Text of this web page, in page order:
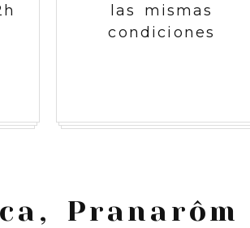
las mismas
condiciones